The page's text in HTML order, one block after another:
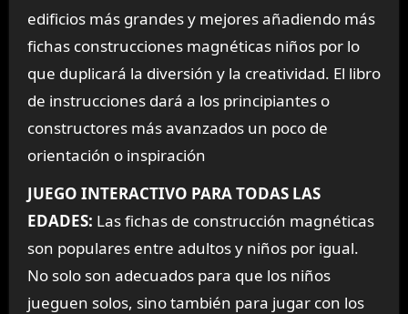
edificios más grandes y mejores añadiendo más
fichas construcciones magnéticas niños por lo
que duplicará la diversión y la creatividad. El libro
de instrucciones dará a los principiantes o
constructores más avanzados un poco de
orientación o inspiración
JUEGO INTERACTIVO PARA TODAS LAS
EDADES: Las fichas de construcción magnéticas
son populares entre adultos y niños por igual.
No solo son adecuados para que los niños
jueguen solos, sino también para jugar con los